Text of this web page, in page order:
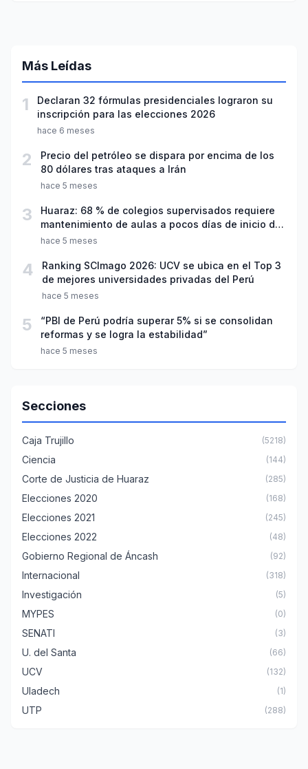
Más Leídas
1
Declaran 32 fórmulas presidenciales lograron su
inscripción para las elecciones 2026
hace 6 meses
2
Precio del petróleo se dispara por encima de los
80 dólares tras ataques a Irán
hace 5 meses
3
Huaraz: 68 % de colegios supervisados requiere
mantenimiento de aulas a pocos días de inicio del
año escolar 2026
hace 5 meses
4
Ranking SCImago 2026: UCV se ubica en el Top 3
de mejores universidades privadas del Perú
hace 5 meses
5
“PBI de Perú podría superar 5% si se consolidan
reformas y se logra la estabilidad”
hace 5 meses
Secciones
Caja Trujillo (5218)
Ciencia (144)
Corte de Justicia de Huaraz (285)
Elecciones 2020 (168)
Elecciones 2021 (245)
Elecciones 2022 (48)
Gobierno Regional de Áncash (92)
Internacional (318)
Investigación (5)
MYPES (0)
SENATI (3)
U. del Santa (66)
UCV (132)
Uladech (1)
UTP (288)